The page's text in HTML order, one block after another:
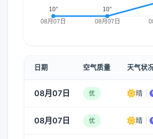
日期 空气质量 天气状
08月07日 优 晴
08月07日 优 晴